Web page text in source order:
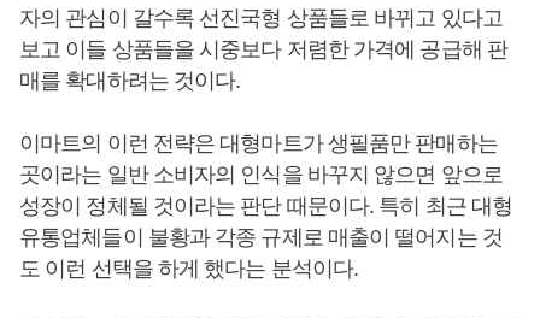
자의 관심이 갈수록 선진국형 상품들로 바뀌고 있다고
보고 이들 상품들을 시중보다 저렴한 가격에 공급해 판
매를 확대하려는 것이다.
이마트의 이런 전략은 대형마트가 생필품만 판매하는
곳이라는 일반 소비자의 인식을 바꾸지 않으면 앞으로
성장이 정체될 것이라는 판단 때문이다. 특히 최근 대형
유통업체들이 불황과 각종 규제로 매출이 떨어지는 것
도 이런 선택을 하게 했다는 분석이다.